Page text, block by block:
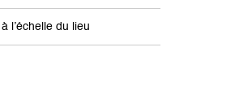
l’échelle du lieu